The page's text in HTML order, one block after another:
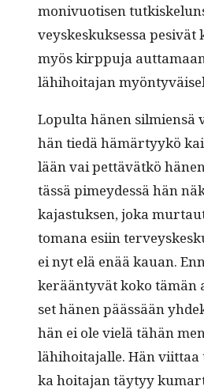
monivuo­tisen
veyskeskuk­ses­sa
myös kirp­pu­ja
lähi­hoita­jan
Lop­ul­ta hänen silmien­sä
hän tiedä hämär­tyykö
lään vai pet­tävätkö
tässä pimey­dessä hän
kajas­tuk­sen, joka
tomana esi­in
ei nyt elä enää kauan.
kerään­tyvät koko
set hänen päässään
hän ei ole vielä tähän
lähi­hoita­jalle. Hän viit­taa
ka hoita­jan täy­tyy